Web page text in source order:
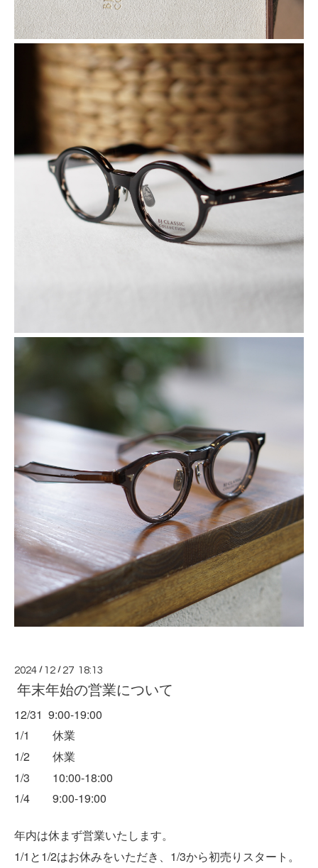
2024 / 12 / 27 18:13
年末年始の営業について
12/31 9:00-19:00
1/1 休業
1/2 休業
1/3 10:00-18:00
1/4 9:00-19:00
年内は休まず営業いたします。
1/1と1/2はお休みをいただき、1/3から初売りスタート。